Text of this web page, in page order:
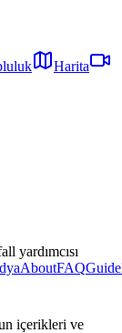
Harita
yardımcısı
AboutFAQ
içerikleri ve